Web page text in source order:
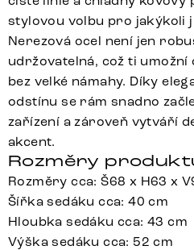
stylovou volbu pro jakýkoli
Nerezová ocel není jen
udržovatelná, což ti umožní
bez velké námahy. Díky
odstínu se rám snadno
zařízení a zároveň vytváří
akcent.
Rozměry
Rozměry cca: Š68 x H63 x
Šířka sedáku cca: 40 cm
Hloubka sedáku cca: 43 cm
Výška sedáku cca: 52 cm